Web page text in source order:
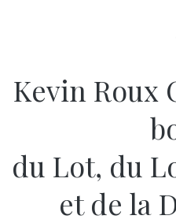
Kevin Roux
du Lot, du
et de la